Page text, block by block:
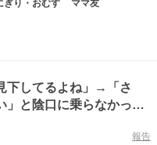
ぎり・おむす
ママ友
下してるよね」→「さ
」と陰口に乗らなかった
プが解散したワケ
報告